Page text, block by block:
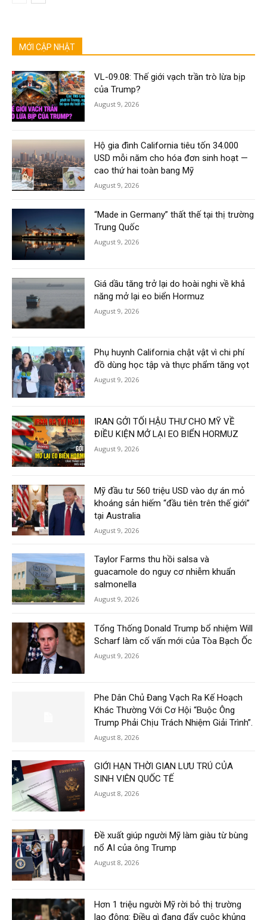
MỚI CẬP NHẬT
VL-09.08: Thế giới vạch trần trò lừa bịp
của Trump?
August 9, 2026
Hộ gia đình California tiêu tốn 34.000
USD mỗi năm cho hóa đơn sinh hoạt —
cao thứ hai toàn bang Mỹ
August 9, 2026
“Made in Germany” thất thế tại thị trường
Trung Quốc
August 9, 2026
Giá dầu tăng trở lại do hoài nghi về khả
năng mở lại eo biển Hormuz
August 9, 2026
Phụ huynh California chật vật vì chi phí
đồ dùng học tập và thực phẩm tăng vọt
August 9, 2026
IRAN GỞI TỐI HẬU THƯ CHO MỸ VỀ
ĐIỀU KIỆN MỞ LẠI EO BIỂN HORMUZ
August 9, 2026
Mỹ đầu tư 560 triệu USD vào dự án mỏ
khoáng sản hiếm “đầu tiên trên thế giới”
tại Australia
August 9, 2026
Taylor Farms thu hồi salsa và
guacamole do nguy cơ nhiễm khuẩn
salmonella
August 9, 2026
Tổng Thống Donald Trump bổ nhiệm Will
Scharf làm cố vấn mới của Tòa Bạch Ốc
August 9, 2026
Phe Dân Chủ Đang Vạch Ra Kế Hoạch
Khác Thường Với Cơ Hội “Buộc Ông
Trump Phải Chịu Trách Nhiệm Giải Trình”.
August 8, 2026
GIỚI HẠN THỜI GIAN LƯU TRÚ CỦA
SINH VIÊN QUỐC TẾ
August 8, 2026
Đề xuất giúp người Mỹ làm giàu từ bùng
nổ AI của ông Trump
August 8, 2026
Hơn 1 triệu người Mỹ rời bỏ thị trường
lao động: Điều gì đang đẩy cuộc khủng